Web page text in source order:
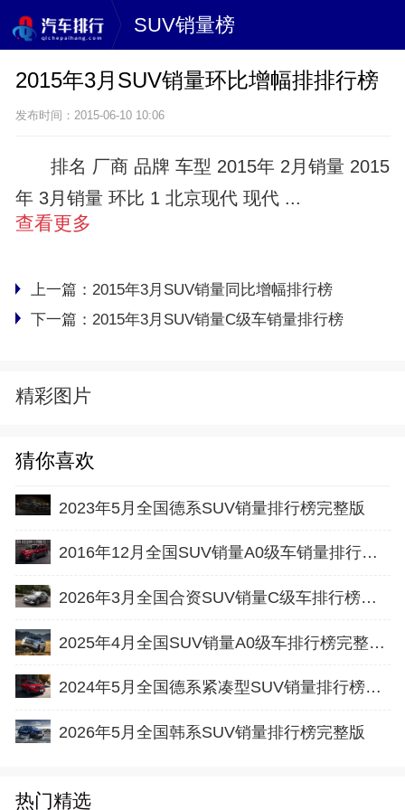
SUV销量榜
2015年3月SUV销量环比增幅排排行榜
发布时间：2015-06-10 10:06
排名 厂商 品牌 车型 2015年 2月销量 2015
年 3月销量 环比 1 北京现代 现代 ...
查看更多
上一篇： 2015年3月SUV销量同比增幅排行榜
下一篇： 2015年3月SUV销量C级车销量排行榜
精彩图片
猜你喜欢
2023年5月全国德系SUV销量排行榜完整版
2016年12月全国SUV销量A0级车销量排行榜完整版
2026年3月全国合资SUV销量C级车排行榜完整版(批发量
2025年4月全国SUV销量A0级车排行榜完整版(出口量
2024年5月全国德系紧凑型SUV销量排行榜完整版
2026年5月全国韩系SUV销量排行榜完整版
热门精选